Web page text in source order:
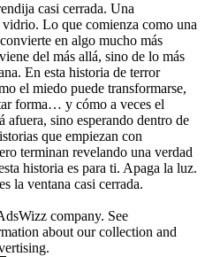
casi cerrada. Una
Lo que comienza como una
en algo mucho más
del más allá, sino de lo más
En esta historia de terror
el miedo puede transformarse,
forma… y cómo a veces el
afuera, sino esperando dentro de
que empiezan con
terminan revelando una verdad
historia es para ti. Apaga la luz.
la ventana casi cerrada.
company. See
about our collection and